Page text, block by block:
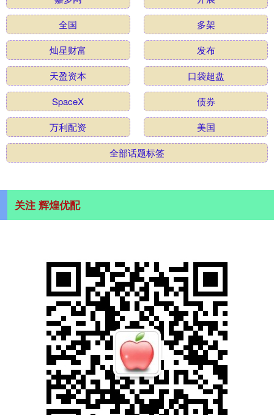
全国
多架
灿星财富
发布
天盈资本
口袋超盘
SpaceX
债券
万利配资
美国
全部话题标签
关注 辉煌优配